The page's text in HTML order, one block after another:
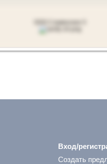
Вход/
Создать